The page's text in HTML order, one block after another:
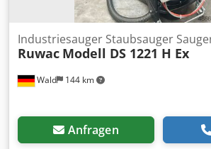
Wald 144 km
Industriesauger Staubsauger
Ruwac Modell DS 1221 H Ex
Anfragen